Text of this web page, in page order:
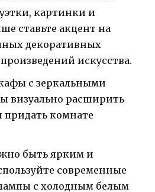
картинки и
ставьте акцент на
декоративных
искусства.
с зеркальными
визуально расширить
придать комнате
быть ярким и
современные
с холодным белым